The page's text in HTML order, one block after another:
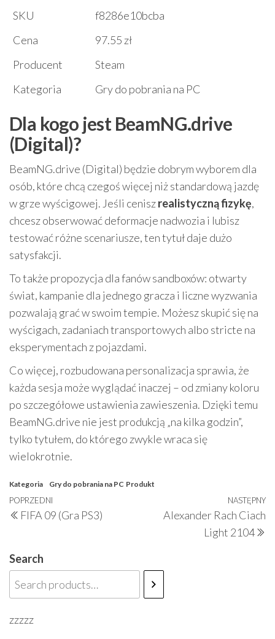
SKU
f8286e10bcba
Cena
97.55 zł
Producent
Steam
Kategoria
Gry do pobrania na PC
Dla kogo jest BeamNG.drive
(Digital)?
BeamNG.drive (Digital) będzie dobrym wyborem dla
osób, które chcą czegoś więcej niż standardową jazdę
w grze wyścigowej. Jeśli ceniszrealistyczną fizykę,
chcesz obserwować deformacje nadwozia i lubisz
testować różne scenariusze, ten tytuł daje dużo
satysfakcji.
To także propozycja dla fanów sandboxów: otwarty
świat, kampanie dla jednego gracza i liczne wyzwania
pozwalają grać w swoim tempie. Możesz skupić się na
wyścigach, zadaniach transportowych albo stricte na
eksperymentach z pojazdami.
Co więcej, rozbudowana personalizacja sprawia, że
każda sesja może wyglądać inaczej – od zmiany koloru
po szczegółowe ustawienia zawieszenia. Dzięki temu
BeamNG.drive nie jest produkcją „na kilka godzin”,
tylko tytułem, do którego zwykle wraca się
wielokrotnie.
Kategoria Gry do pobrania na PC Produkt
Nawigacja
wpisu
Poprzedni
wpis
POPRZEDNI
FIFA 09 (Gra PS3)
NASTĘPNY
Alexander Rach Ciach
Light 2104
Search
zzzzz